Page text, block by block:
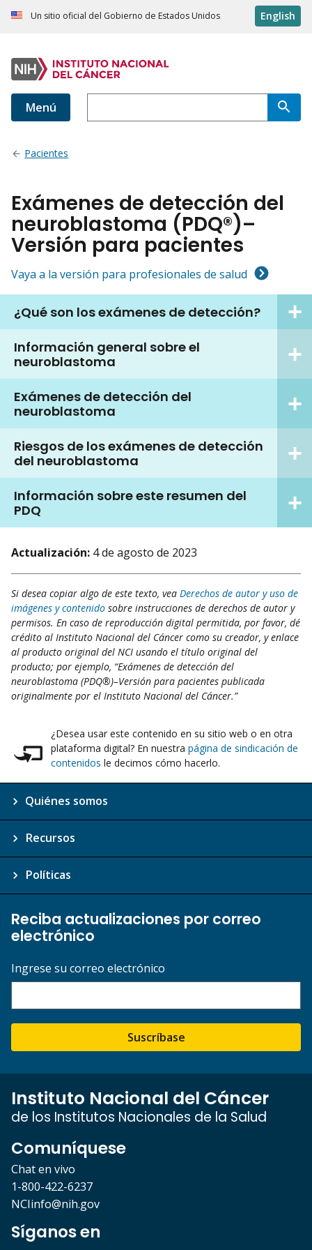
Un sitio oficial del Gobierno de Estados Unidos English
Menú
Pacientes
Exámenes de detección del
neuroblastoma (PDQ®)–
Versión para pacientes
Vaya a la versión para profesionales de salud
¿Qué son los exámenes de detección?
Información general sobre el
neuroblastoma
Exámenes de detección del
neuroblastoma
Riesgos de los exámenes de detección
del neuroblastoma
Información sobre este resumen del
PDQ
Actualización: 4 de agosto de 2023
Si desea copiar algo de este texto, vea Derechos de autor y uso de
imágenes y contenido sobre instrucciones de derechos de autor y
permisos. En caso de reproducción digital permitida, por favor, dé
crédito al Instituto Nacional del Cáncer como su creador, y enlace
al producto original del NCI usando el título original del
producto; por ejemplo, “Exámenes de detección del
neuroblastoma (PDQ®)–Versión para pacientes publicada
originalmente por el Instituto Nacional del Cáncer.”
¿Desea usar este contenido en su sitio web o en otra
plataforma digital? En nuestra página de sindicación de
contenidos le decimos cómo hacerlo.
Quiénes somos
Recursos
Políticas
Reciba actualizaciones por correo
electrónico
Ingrese su correo electrónico
Suscríbase
Instituto Nacional del Cáncer
de los Institutos Nacionales de la Salud
Comuníquese
Chat en vivo
1-800-422-6237
NCIinfo@nih.gov
Síganos en